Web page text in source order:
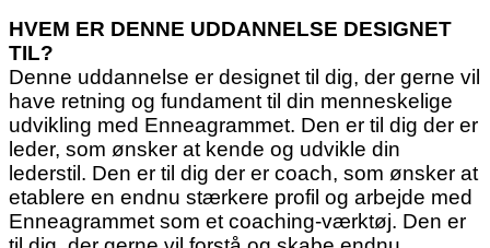
HVEM ER DENNE UDDANNELSE DESIGNET
TIL?
Denne uddannelse er designet til dig, der gerne vil
have retning og fundament til din menneskelige
udvikling med Enneagrammet. Den er til dig der er
leder, som ønsker at kende og udvikle din
lederstil. Den er til dig der er coach, som ønsker at
etablere en endnu stærkere profil og arbejde med
Enneagrammet som et coaching-værktøj. Den er